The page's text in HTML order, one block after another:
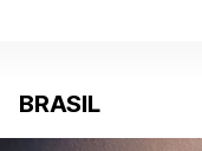
BRASIL